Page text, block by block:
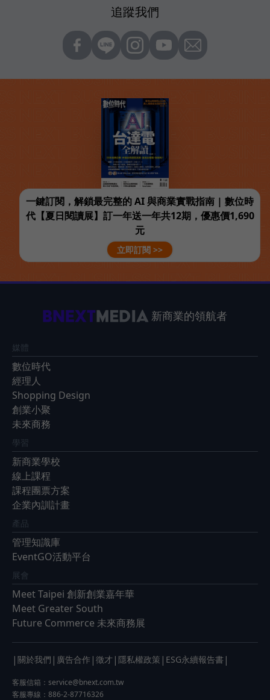
追蹤我們
一鍵訂閱，解鎖最完整的 AI 與商業實戰指南 | 數位時
代【夏日閱讀展】訂一年送一年共12期，優惠價1,690
元
立即訂閱 >>
新商業的領航者
媒體
數位時代
經理人
Shopping Design
創業小聚
未來商務
學習
新商業學校
線上課程
課程團票方案
企業內訓計畫
產品
管理知識庫
EventGO活動平台
展會
Meet Taipei 創新創業嘉年華
Meet Greater South
Future Commerce 未來商務展
| 關於我們 | 廣告合作 | 徵才 | 隱私權政策 | ESG永續報告書 |
客服信箱： service@bnext.com.tw
客服專線：886-2-87716326